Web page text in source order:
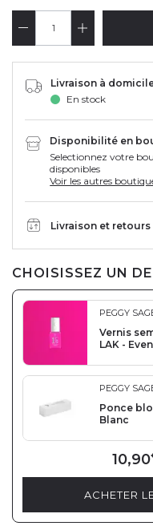
Livraison à
En stock
Disponibilité en
Selectionnez votre
disponibles
Voir les autres
Livraison et
CHOISISSEZ UN
PEGGY
Vernis
LAK -
PEGGY
Ponce
Blanc
10,90
ACHETER